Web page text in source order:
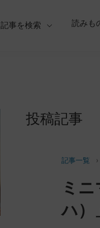
記事を検索 読みも
投稿記事
記事一覧 ›
ミ
ハ）